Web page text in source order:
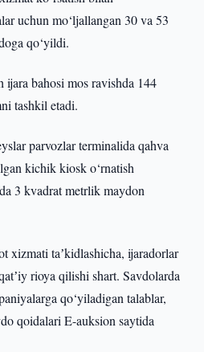
uchun mo‘ljallangan 30 va 53
qo‘yildi.
bahosi mos ravishda 144
tashkil etadi.
parvozlar terminalida qahva
kichik kiosk o‘rnatish
3 kvadrat metrlik maydon
xizmati taʼkidlashicha, ijaradorlar
rioya qilishi shart. Savdolarda
qo‘yiladigan talablar,
qoidalari E-auksion saytida